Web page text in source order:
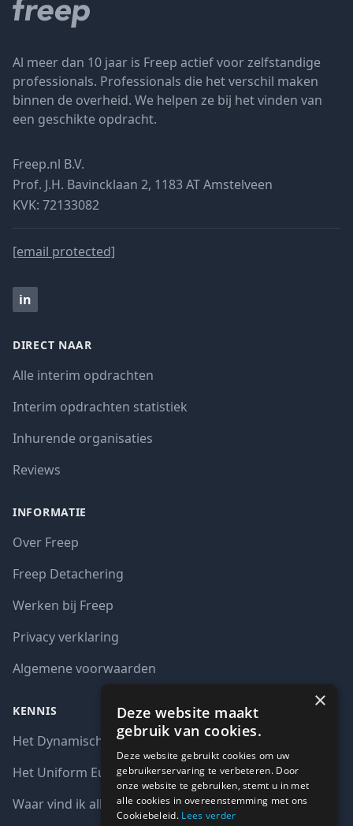
Al meer dan 10 jaar is Freep actief voor zelfstandige
professionals. Professionals die het verschil maken
binnen de overheid. We helpen ze bij het vinden van
een geschikte opdracht.
Freep.nl B.V.
Prof. J.H. Bavincklaan 2, 1183 AT Amstelveen
KVK: 72133082
[email protected]
in
DIRECT NAAR
Alle interim opdrachten
Interim opdrachten statistiek
Inhurende organisaties
Reviews
INFORMATIE
Over Freep
Freep Detachering
Werken bij Freep
Privacy verklaring
Algemene voorwaarden
KENNIS
Het Dynamisch aankoopsysteem (DAS)
Het Uniform Europees Aanbestedingsdocument (UEA)
Waar vind ik alle interim opdrachten bij de overheid?
×
Deze website maakt
gebruik van cookies.
Deze website gebruikt cookies om uw
gebruikerservaring te verbeteren. Door
onze website te gebruiken, stemt u in met
alle cookies in overeenstemming met ons
Cookiebeleid. Lees verder